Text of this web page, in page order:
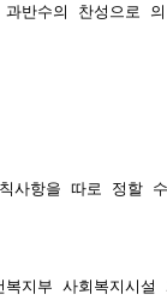
반수의 찬성으로
사항을 따로 정할
지부 사회복지시